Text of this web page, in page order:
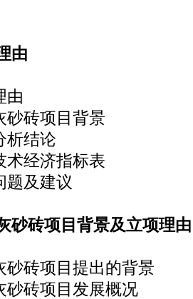
由
砖项目背景
结论
经济指标表
及建议
砂砖项目背景及立项理由
砖项目提出的背景
砖项目发展概况